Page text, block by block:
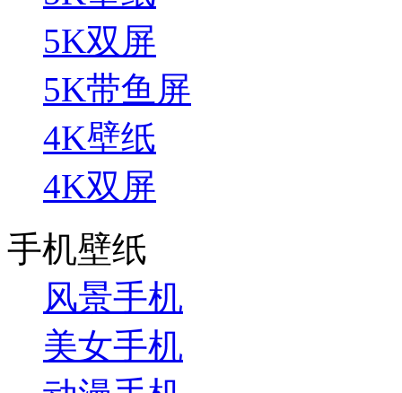
5K双屏
5K带鱼屏
4K壁纸
4K双屏
手机壁纸
风景手机
美女手机